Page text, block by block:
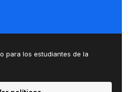
para los estudiantes de la